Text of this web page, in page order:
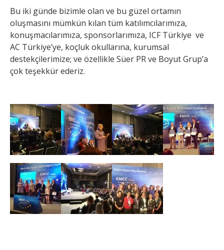
Bu iki günde bizimle olan ve bu güzel ortamın
oluşmasını mümkün kılan tüm katılımcılarımıza,
konuşmacılarımıza, sponsorlarımıza, ICF Türkiye ve
AC Türkiye’ye, koçluk okullarına, kurumsal
destekçilerimize; ve özellikle Süer PR ve Boyut Grup’a
çok teşekkür ederiz.